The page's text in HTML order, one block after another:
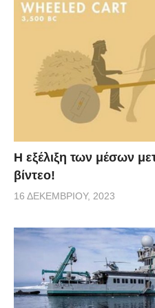
Η εξέλιξη των μέσων
βίντεο!
16 ΔΕΚΕΜΒΡΊΟΥ, 2023